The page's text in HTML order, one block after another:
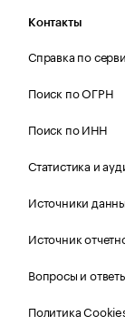
Контакты
Справка по
Поиск по ОГРН
Поиск по ИНН
Статистика и
Источники
Источник
Вопросы и
Политика